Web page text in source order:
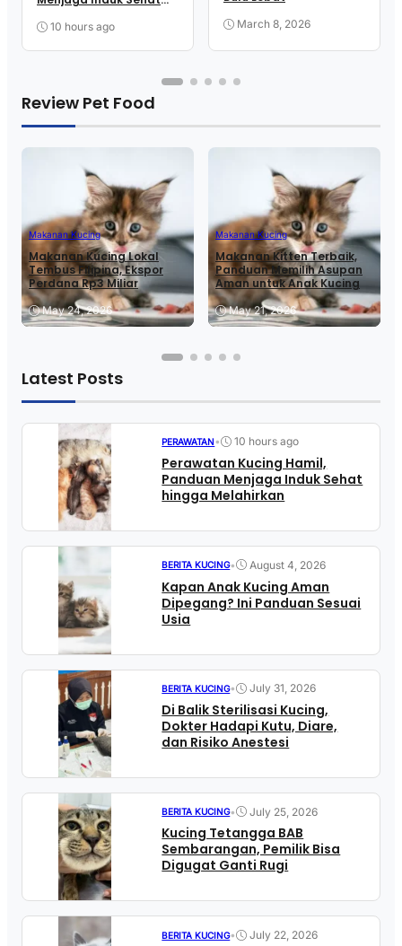
10 hours ago March 8, 2026
Review Pet Food
Makanan Kucing
Makanan Kucing Lokal
Tembus Filipina, Ekspor
Perdana Rp3 Miliar
May 24, 2026
Makanan Kucing
Makanan Kitten Terbaik,
Panduan Memilih Asupan
Aman untuk Anak Kucing
May 21, 2026
Latest Posts
PERAWATAN• 10 hours ago
Perawatan Kucing Hamil,
Panduan Menjaga Induk Sehat
hingga Melahirkan
BERITA KUCING• August 4, 2026
Kapan Anak Kucing Aman
Dipegang? Ini Panduan Sesuai
Usia
BERITA KUCING• July 31, 2026
Di Balik Sterilisasi Kucing,
Dokter Hadapi Kutu, Diare,
dan Risiko Anestesi
BERITA KUCING• July 25, 2026
Kucing Tetangga BAB
Sembarangan, Pemilik Bisa
Digugat Ganti Rugi
BERITA KUCING• July 22, 2026